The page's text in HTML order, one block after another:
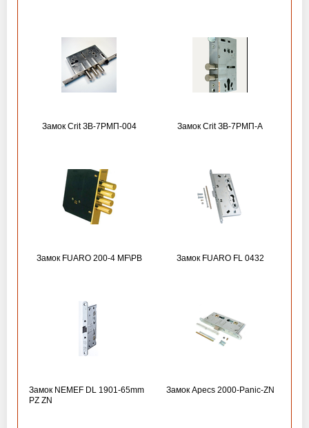
Замок Crit ЗВ-7РМП-004 Замок Crit ЗВ-7РМП-А
Замок FUARO 200-4 MF\РВ Замок FUARO FL 0432
Замок NEMEF DL 1901-65mm
PZ ZN
Замок Apecs 2000-Panic-ZN